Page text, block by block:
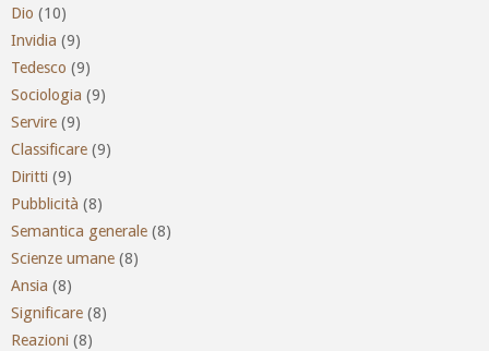
Dio (10)
Invidia (9)
Tedesco (9)
Sociologia (9)
Servire (9)
Classificare (9)
Diritti (9)
Pubblicità (8)
Semantica generale (8)
Scienze umane (8)
Ansia (8)
Significare (8)
Reazioni (8)